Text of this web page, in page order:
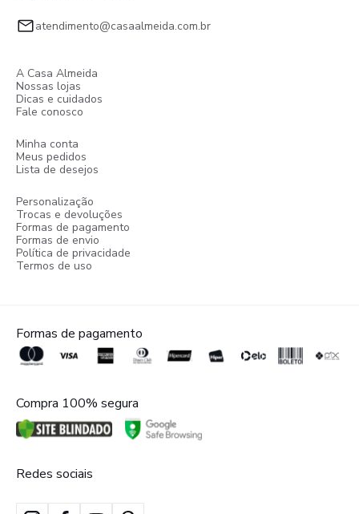
atendimento@casaalmeida.com.br
A Casa Almeida
Nossas lojas
Dicas e cuidados
Fale conosco
Minha conta
Meus pedidos
Lista de desejos
Personalização
Trocas e devoluções
Formas de pagamento
Formas de envio
Política de privacidade
Termos de uso
Formas de pagamento
Compra 100% segura
Redes sociais